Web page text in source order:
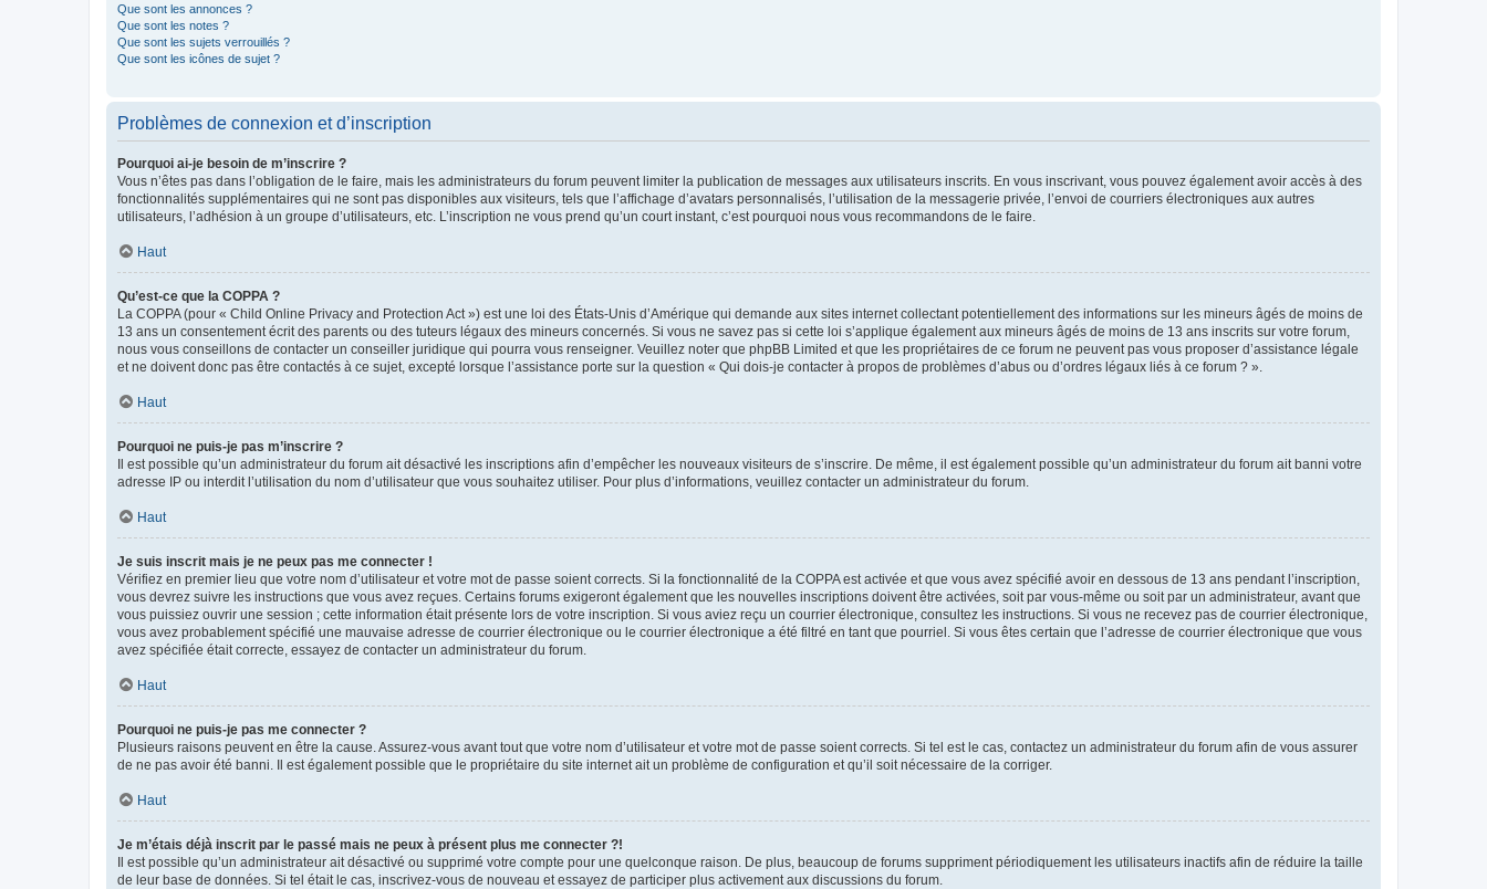
Que sont les annonces ?
Que sont les notes ?
Que sont les sujets verrouillés ?
Que sont les icônes de sujet ?
Problèmes de connexion et d’inscription
Pourquoi ai-je besoin de m’inscrire ?
Vous n’êtes pas dans l’obligation de le faire, mais les administrateurs du forum peuvent limiter la publication de messages aux utilisateurs inscrits. En vous inscrivant, vous pouvez également avoir accès à des
fonctionnalités supplémentaires qui ne sont pas disponibles aux visiteurs, tels que l’affichage d’avatars personnalisés, l’utilisation de la messagerie privée, l’envoi de courriers électroniques aux autres
utilisateurs, l’adhésion à un groupe d’utilisateurs, etc. L’inscription ne vous prend qu’un court instant, c’est pourquoi nous vous recommandons de le faire.
Haut
Qu’est-ce que la COPPA ?
La COPPA (pour « Child Online Privacy and Protection Act ») est une loi des États-Unis d’Amérique qui demande aux sites internet collectant potentiellement des informations sur les mineurs âgés de moins de
13 ans un consentement écrit des parents ou des tuteurs légaux des mineurs concernés. Si vous ne savez pas si cette loi s’applique également aux mineurs âgés de moins de 13 ans inscrits sur votre forum,
nous vous conseillons de contacter un conseiller juridique qui pourra vous renseigner. Veuillez noter que phpBB Limited et que les propriétaires de ce forum ne peuvent pas vous proposer d’assistance légale
et ne doivent donc pas être contactés à ce sujet, excepté lorsque l’assistance porte sur la question « Qui dois-je contacter à propos de problèmes d’abus ou d’ordres légaux liés à ce forum ? ».
Haut
Pourquoi ne puis-je pas m’inscrire ?
Il est possible qu’un administrateur du forum ait désactivé les inscriptions afin d’empêcher les nouveaux visiteurs de s’inscrire. De même, il est également possible qu’un administrateur du forum ait banni votre
adresse IP ou interdit l’utilisation du nom d’utilisateur que vous souhaitez utiliser. Pour plus d’informations, veuillez contacter un administrateur du forum.
Haut
Je suis inscrit mais je ne peux pas me connecter !
Vérifiez en premier lieu que votre nom d’utilisateur et votre mot de passe soient corrects. Si la fonctionnalité de la COPPA est activée et que vous avez spécifié avoir en dessous de 13 ans pendant l’inscription,
vous devrez suivre les instructions que vous avez reçues. Certains forums exigeront également que les nouvelles inscriptions doivent être activées, soit par vous-même ou soit par un administrateur, avant que
vous puissiez ouvrir une session ; cette information était présente lors de votre inscription. Si vous aviez reçu un courrier électronique, consultez les instructions. Si vous ne recevez pas de courrier électronique,
vous avez probablement spécifié une mauvaise adresse de courrier électronique ou le courrier électronique a été filtré en tant que pourriel. Si vous êtes certain que l’adresse de courrier électronique que vous
avez spécifiée était correcte, essayez de contacter un administrateur du forum.
Haut
Pourquoi ne puis-je pas me connecter ?
Plusieurs raisons peuvent en être la cause. Assurez-vous avant tout que votre nom d’utilisateur et votre mot de passe soient corrects. Si tel est le cas, contactez un administrateur du forum afin de vous assurer
de ne pas avoir été banni. Il est également possible que le propriétaire du site internet ait un problème de configuration et qu’il soit nécessaire de la corriger.
Haut
Je m’étais déjà inscrit par le passé mais ne peux à présent plus me connecter ?!
Il est possible qu’un administrateur ait désactivé ou supprimé votre compte pour une quelconque raison. De plus, beaucoup de forums suppriment périodiquement les utilisateurs inactifs afin de réduire la taille
de leur base de données. Si tel était le cas, inscrivez-vous de nouveau et essayez de participer plus activement aux discussions du forum.